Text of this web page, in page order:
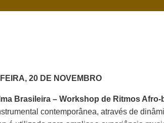
20 DE NOVEMBRO
Brasileira – Workshop de Ritmos
contemporânea, através de